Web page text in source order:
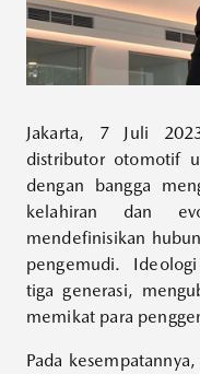
Jakarta, 7 Juli
distributor otomotif
dengan bangga
kelahiran dan
mendefinisikan
pengemudi.
tiga generasi,
memikat para
Pada